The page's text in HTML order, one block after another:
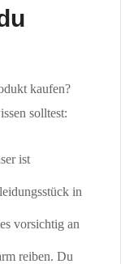
kaufen?
solltest:
ist
in
vorsichtig an
reiben. Du